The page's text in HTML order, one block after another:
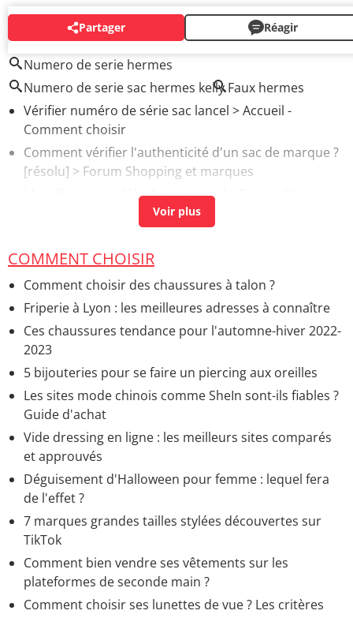
Partager Réagir
AUTOUR DU MÊME SUJET
Numero de serie hermes
Numero de serie sac hermes kelly Faux hermes
Vérifier numéro de série sac lancel > Accueil -
Comment choisir
Comment vérifier l'authenticité d'un sac de marque ?
[résolu] > Forum Shopping et marques
Identifier un modèle de sac Lancel
et marques
Foulard hermès cheveux
> Accueil - Comment porter
COMMENT CHOISIR
Comment choisir des chaussures à talon ?
Friperie à Lyon : les meilleures adresses à connaître
Ces chaussures tendance pour l'automne-hiver 2022-
2023
5 bijouteries pour se faire un piercing aux oreilles
Les sites mode chinois comme SheIn sont-ils fiables ?
Guide d'achat
Vide dressing en ligne : les meilleurs sites comparés
et approuvés
Déguisement d'Halloween pour femme : lequel fera
de l'effet ?
7 marques grandes tailles stylées découvertes sur
TikTok
Comment bien vendre ses vêtements sur les
plateformes de seconde main ?
Comment choisir ses lunettes de vue ? Les critères